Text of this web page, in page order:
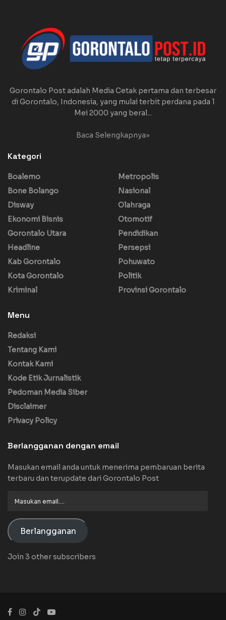
Gorontalo Post adalah Media Cetak pertama dan terbesar
di Gorontalo, Indonesia, yang mulai terbit perdana pada 1
Mei 2000 yang beral...
Baca Selengkapnya»
Kategori
Boalemo
Bone Bolango
Disway
Ekonomi Bisnis
Gorontalo Utara
Headline
Kab Gorontalo
Kota Gorontalo
Kriminal
Metropolis
Nasional
Olahraga
Otomotif
Pendidikan
Persepsi
Pohuwato
Politik
Provinsi Gorontalo
Menu
Redaksi
Tentang Kami
Kontak Kami
Kode Etik Jurnalistik
Pedoman Media Siber
Disclaimer
Privacy Policy
Berlangganan dengan email
Masukan email anda untuk menerima pembaruan berita
terbaru dan terupdate dari Gorontalo Post
Berlangganan
Join 3 other subscribers